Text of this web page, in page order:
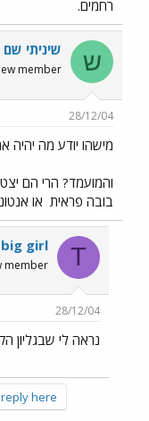
רחמים.
ש שיניתי שם
member
28/12/04
מישהו יודע מה יהיה
והמועמד? הרי הם
בובה פראית או
T
girl
member
28/12/04
נראה לי שבגליון
here.